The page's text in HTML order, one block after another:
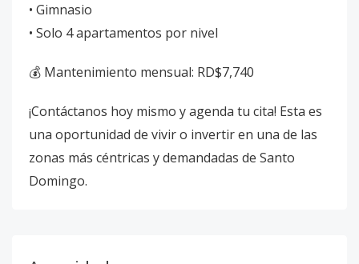
• Gimnasio
• Solo 4 apartamentos por nivel
💰 Mantenimiento mensual: RD$7,740
¡Contáctanos hoy mismo y agenda tu cita! Esta es
una oportunidad de vivir o invertir en una de las
zonas más céntricas y demandadas de Santo
Domingo.